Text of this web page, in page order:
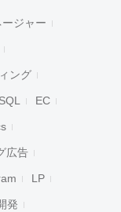
ジャー
ング
EC
広告
LP
発